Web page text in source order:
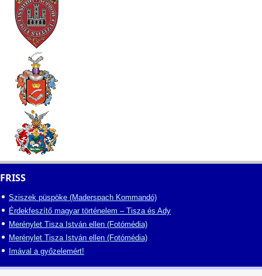
FRISS
Sziszek püspöke (Maderspach Kommandó)
Érdekfeszítő magyar történelem – Tisza és Ady
Merénylet Tisza István ellen (Fotómédia)
Merénylet Tisza István ellen (Fotómédia)
Imával a győzelemért!